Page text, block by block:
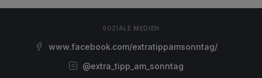
SOZIALE MEDIEN
www.facebook.com/extratippamsonntag/
@extra_tipp_am_sonntag